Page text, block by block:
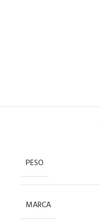
PESO
MARCA